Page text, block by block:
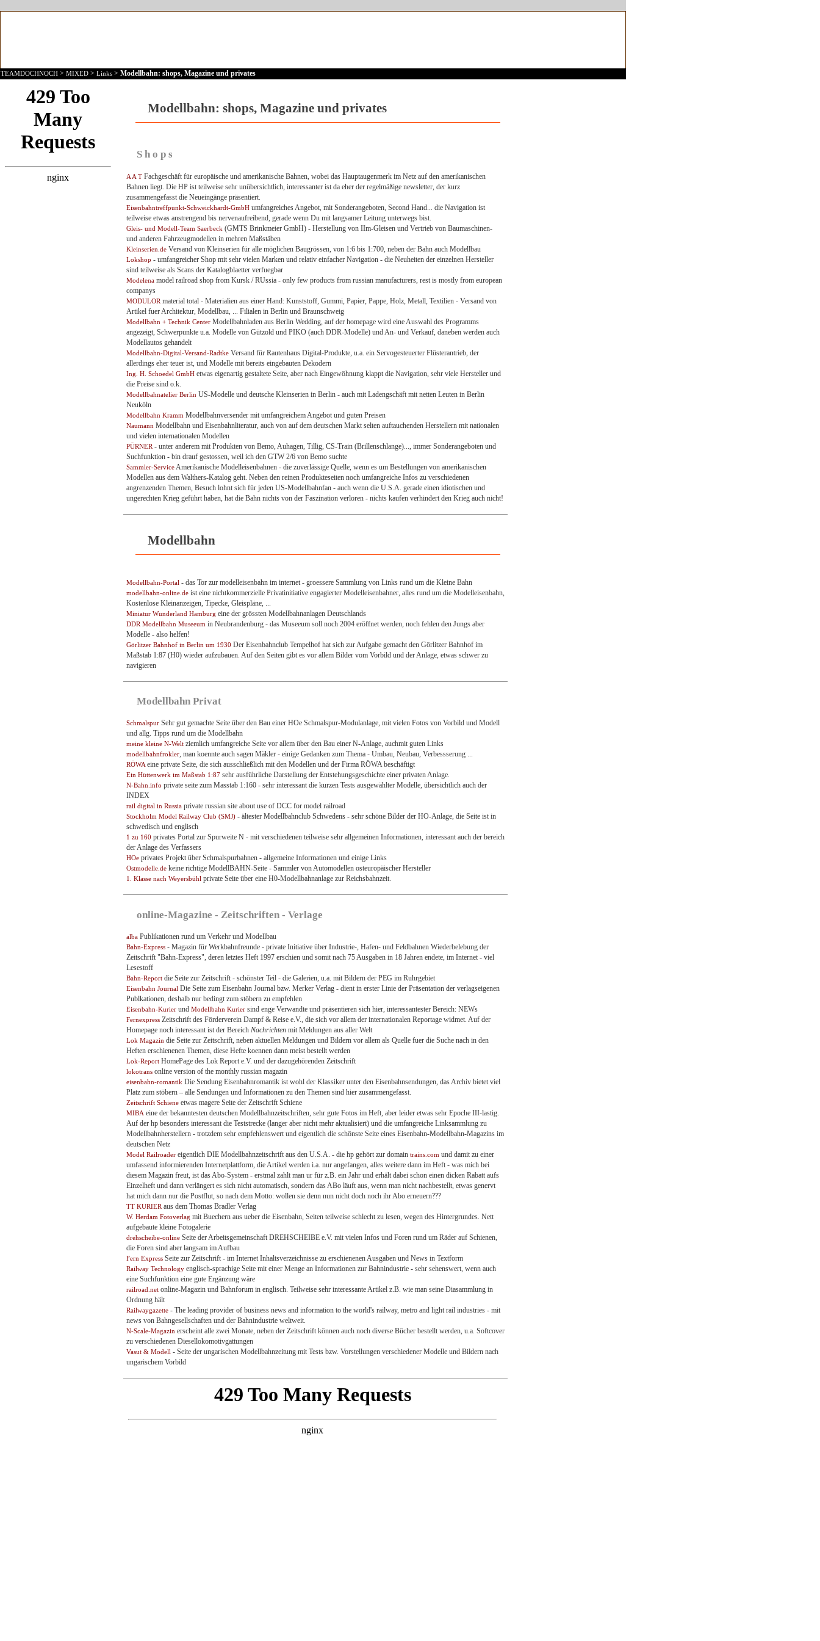
TEAMDOCHNOCH > MIXED > Links > Modellbahn: shops, Magazine und privates
Modellbahn: shops, Magazine und privates
S h o p s
A A T Fachgeschäft für europäische und amerikanische Bahnen, wobei das Hauptaugenmerk im Netz auf den amerikanischen
Bahnen liegt. Die HP ist teilweise sehr unübersichtlich, interessanter ist da eher der regelmäßige newsletter, der kurz
zusammengefasst die Neueingänge präsentiert.
Eisenbahntreffpunkt-Schweickhardt-GmbH umfangreiches Angebot, mit Sonderangeboten, Second Hand... die Navigation ist
teilweise etwas anstrengend bis nervenaufreibend, gerade wenn Du mit langsamer Leitung unterwegs bist.
Gleis- und Modell-Team Saerbeck (GMTS Brinkmeier GmbH) - Herstellung von IIm-Gleisen und Vertrieb von Baumaschinen-
und anderen Fahrzeugmodellen in mehren Maßstäben
Kleinserien.de Versand von Kleinserien für alle möglichen Baugrössen, von 1:6 bis 1:700, neben der Bahn auch Modellbau
Lokshop - umfangreicher Shop mit sehr vielen Marken und relativ einfacher Navigation - die Neuheiten der einzelnen Hersteller
sind teilweise als Scans der Katalogblaetter verfuegbar
Modelena model railroad shop from Kursk / RUssia - only few products from russian manufacturers, rest is mostly from european
companys
MODULOR material total - Materialien aus einer Hand: Kunststoff, Gummi, Papier, Pappe, Holz, Metall, Textilien - Versand von
Artikel fuer Architektur, Modellbau, ... Filialen in Berlin und Braunschweig
Modellbahn + Technik Center Modellbahnladen aus Berlin Wedding, auf der homepage wird eine Auswahl des Programms
angezeigt, Schwerpunkte u.a. Modelle von Gützold und PIKO (auch DDR-Modelle) und An- und Verkauf, daneben werden auch
Modellautos gehandelt
Modellbahn-Digital-Versand-Radtke Versand für Rautenhaus Digital-Produkte, u.a. ein Servogesteuerter Flüsterantrieb, der
allerdings eher teuer ist, und Modelle mit bereits eingebauten Dekodern
Ing. H. Schoedel GmbH etwas eigenartig gestaltete Seite, aber nach Eingewöhnung klappt die Navigation, sehr viele Hersteller und
die Preise sind o.k.
Modellbahnatelier Berlin US-Modelle und deutsche Kleinserien in Berlin - auch mit Ladengschäft mit netten Leuten in Berlin
Neuköln
Modellbahn Kramm Modellbahnversender mit umfangreichem Angebot und guten Preisen
Naumann Modellbahn und Eisenbahnliteratur, auch von auf dem deutschen Markt selten auftauchenden Herstellern mit nationalen
und vielen internationalen Modellen
PÜRNER - unter anderem mit Produkten von Bemo, Auhagen, Tillig, CS-Train (Brillenschlange)..., immer Sonderangeboten und
Suchfunktion - bin drauf gestossen, weil ich den GTW 2/6 von Bemo suchte
Sammler-Service Amerikanische Modelleisenbahnen - die zuverlässige Quelle, wenn es um Bestellungen von amerikanischen
Modellen aus dem Walthers-Katalog geht. Neben den reinen Produkteseiten noch umfangreiche Infos zu verschiedenen
angrenzenden Themen, Besuch lohnt sich für jeden US-Modellbahnfan - auch wenn die U.S.A. gerade einen idiotischen und
ungerechten Krieg geführt haben, hat die Bahn nichts von der Faszination verloren - nichts kaufen verhindert den Krieg auch nicht!
Modellbahn
Modellbahn-Portal - das Tor zur modelleisenbahn im internet - groessere Sammlung von Links rund um die Kleine Bahn
modellbahn-online.de ist eine nichtkommerzielle Privatinitiative engagierter Modelleisenbahner, alles rund um die Modelleisenbahn,
Kostenlose Kleinanzeigen, Tipecke, Gleispläne, ...
Miniatur Wunderland Hamburg eine der grössten Modellbahnanlagen Deutschlands
DDR Modellbahn Museeum in Neubrandenburg - das Museeum soll noch 2004 eröffnet werden, noch fehlen den Jungs aber
Modelle - also helfen!
Görlitzer Bahnhof in Berlin um 1930 Der Eisenbahnclub Tempelhof hat sich zur Aufgabe gemacht den Görlitzer Bahnhof im
Maßstab 1:87 (H0) wieder aufzubauen. Auf den Seiten gibt es vor allem Bilder vom Vorbild und der Anlage, etwas schwer zu
navigieren
Modellbahn Privat
Schmalspur Sehr gut gemachte Seite über den Bau einer HOe Schmalspur-Modulanlage, mit vielen Fotos von Vorbild und Modell
und allg. Tipps rund um die Modellbahn
meine kleine N-Welt ziemlich umfangreiche Seite vor allem über den Bau einer N-Anlage, auchmit guten Links
modellbahnfrokler, man koennte auch sagen Mäkler - einige Gedanken zum Thema - Umbau, Neubau, Verbessserung ...
RÖWAeine private Seite, die sich ausschließlich mit den Modellen und der Firma RÖWA beschäftigt
Ein Hüttenwerk im Maßstab 1:87 sehr ausführliche Darstellung der Entstehungsgeschichte einer privaten Anlage.
N-Bahn.info private seite zum Masstab 1:160 - sehr interessant die kurzen Tests ausgewählter Modelle, übersichtlich auch der
INDEX
rail digital in Russia private russian site about use of DCC for model railroad
Stockholm Model Railway Club (SMJ) - ältester Modellbahnclub Schwedens - sehr schöne Bilder der HO-Anlage, die Seite ist in
schwedisch und englisch
1 zu 160 privates Portal zur Spurweite N - mit verschiedenen teilweise sehr allgemeinen Informationen, interessant auch der bereich
der Anlage des Verfassers
HOe privates Projekt über Schmalspurbahnen - allgemeine Informationen und einige Links
Ostmodelle.de keine richtige ModellBAHN-Seite - Sammler von Automodellen osteuropäischer Hersteller
1. Klasse nach Weyersbühl private Seite über eine H0-Modellbahnanlage zur Reichsbahnzeit.
online-Magazine - Zeitschriften - Verlage
alba Publikationen rund um Verkehr und Modellbau
Bahn-Express - Magazin für Werkbahnfreunde - private Initiative über Industrie-, Hafen- und Feldbahnen Wiederbelebung der
Zeitschrift "Bahn-Express", deren letztes Heft 1997 erschien und somit nach 75 Ausgaben in 18 Jahren endete, im Internet - viel
Lesestoff
Bahn-Report die Seite zur Zeitschrift - schönster Teil - die Galerien, u.a. mit Bildern der PEG im Ruhrgebiet
Eisenbahn Journal Die Seite zum Eisenbahn Journal bzw. Merker Verlag - dient in erster Linie der Präsentation der verlagseigenen
Publkationen, deshalb nur bedingt zum stöbern zu empfehlen
Eisenbahn-Kurier und Modellbahn Kurier sind enge Verwandte und präsentieren sich hier, interessantester Bereich: NEWs
Fernexpress Zeitschrift des Förderverein Dampf & Reise e.V., die sich vor allem der internationalen Reportage widmet. Auf der
Homepage noch interessant ist der Bereich Nachrichten mit Meldungen aus aller Welt
Lok Magazin die Seite zur Zeitschrift, neben aktuellen Meldungen und Bildern vor allem als Quelle fuer die Suche nach in den
Heften erschienenen Themen, diese Hefte koennen dann meist bestellt werden
Lok-Report HomePage des Lok Report e.V. und der dazugehörenden Zeitschrift
lokotrans online version of the monthly russian magazin
eisenbahn-romantik Die Sendung Eisenbahnromantik ist wohl der Klassiker unter den Eisenbahnsendungen, das Archiv bietet viel
Platz zum stöbern – alle Sendungen und Informationen zu den Themen sind hier zusammengefasst.
Zeitschrift Schiene etwas magere Seite der Zeitschrift Schiene
MIBA eine der bekanntesten deutschen Modellbahnzeitschriften, sehr gute Fotos im Heft, aber leider etwas sehr Epoche III-lastig.
Auf der hp besonders interessant die Teststrecke (langer aber nicht mehr aktualisiert) und die umfangreiche Linksammlung zu
Modellbahnherstellern - trotzdem sehr empfehlenswert und eigentlich die schönste Seite eines Eisenbahn-Modellbahn-Magazins im
deutschen Netz
Model Railroader eigentlich DIE Modellbahnzeitschrift aus den U.S.A. - die hp gehört zur domain trains.com und damit zu einer
umfassend informierenden Internetplattform, die Artikel werden i.a. nur angefangen, alles weitere dann im Heft - was mich bei
diesem Magazin freut, ist das Abo-System - erstmal zahlt man ur für z.B. ein Jahr und erhält dabei schon einen dicken Rabatt aufs
Einzelheft und dann verlängert es sich nicht automatisch, sondern das ABo läuft aus, wenn man nicht nachbestellt, etwas genervt
hat mich dann nur die Postflut, so nach dem Motto: wollen sie denn nun nicht doch noch ihr Abo erneuern???
TT KURIER aus dem Thomas Bradler Verlag
W. Herdam Fotoverlag mit Buechern aus ueber die Eisenbahn, Seiten teilweise schlecht zu lesen, wegen des Hintergrundes. Nett
aufgebaute kleine Fotogalerie
drehscheibe-online Seite der Arbeitsgemeinschaft DREHSCHEIBE e.V. mit vielen Infos und Foren rund um Räder auf Schienen,
die Foren sind aber langsam im Aufbau
Fern Express Seite zur Zeitschrift - im Internet Inhaltsverzeichnisse zu erschienenen Ausgaben und News in Textform
Railway Technology englisch-sprachige Seite mit einer Menge an Informationen zur Bahnindustrie - sehr sehenswert, wenn auch
eine Suchfunktion eine gute Ergänzung wäre
railroad.net online-Magazin und Bahnforum in englisch. Teilweise sehr interessante Artikel z.B. wie man seine Diasammlung in
Ordnung hält
Railwaygazette - The leading provider of business news and information to the world's railway, metro and light rail industries - mit
news von Bahngesellschaften und der Bahnindustrie weltweit.
N-Scale-Magazin erscheint alle zwei Monate, neben der Zeitschrift können auch noch diverse Bücher bestellt werden, u.a. Softcover
zu verschiedenen Diesellokomotivgattungen
Vasut & Modell - Seite der ungarischen Modellbahnzeitung mit Tests bzw. Vorstellungen verschiedener Modelle und Bildern nach
ungarischem Vorbild